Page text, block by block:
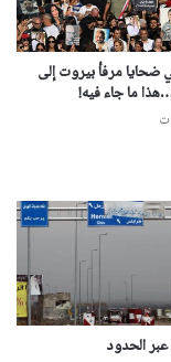
ضحايا مرفأ بيروت إلى
ما جاء فيه!
الحدود